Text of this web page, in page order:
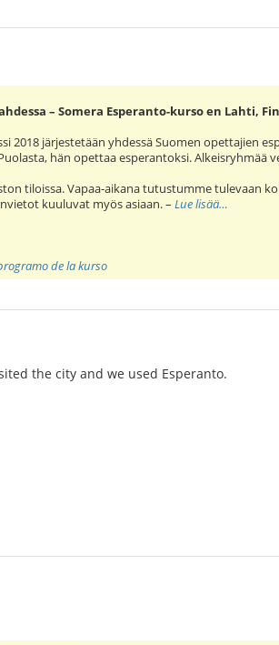
– Somera Esperanto-kurso en Lahti,
2018 järjestetään yhdessä Suomen opettajien
hän opettaa esperantoksi. Alkeisryhmää
tiloissa. Vapaa-aikana tutustumme tulevaan
kuuluvat myös asiaan. –Lue lisää…
de la kurso
the city and we used Esperanto.